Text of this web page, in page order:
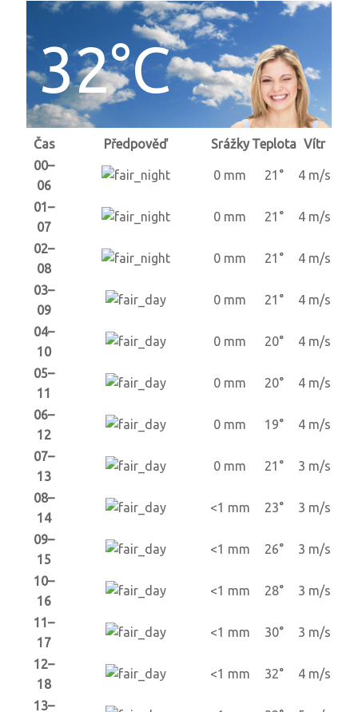
32°C
Čas Předpověď Srážky Teplota Vítr
00–
06
0 mm 21° 4 m/s
01–
07
0 mm 21° 4 m/s
02–
08
0 mm 21° 4 m/s
03–
09
0 mm 21° 4 m/s
04–
10
0 mm 20° 4 m/s
05–
11
0 mm 20° 4 m/s
06–
12
0 mm 19° 4 m/s
07–
13
0 mm 21° 3 m/s
08–
14
<1 mm 23° 3 m/s
09–
15
<1 mm 26° 3 m/s
10–
16
<1 mm 28° 3 m/s
11–
17
<1 mm 30° 3 m/s
12–
18
<1 mm 32° 4 m/s
13–